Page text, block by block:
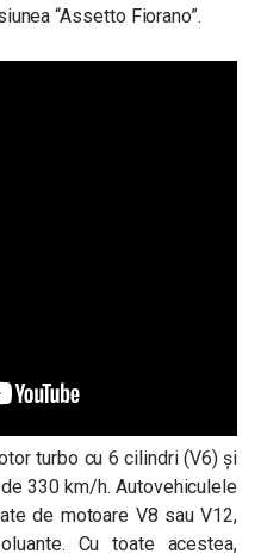
“Assetto Fiorano”.
turbo cu 6 cilindri (V6) și
330 km/h. Autovehiculele
de motoare V8 sau V12,
Cu toate acestea,